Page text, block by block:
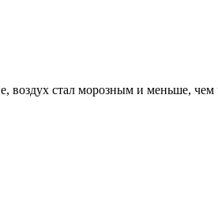
воздух стал морозным и меньше,